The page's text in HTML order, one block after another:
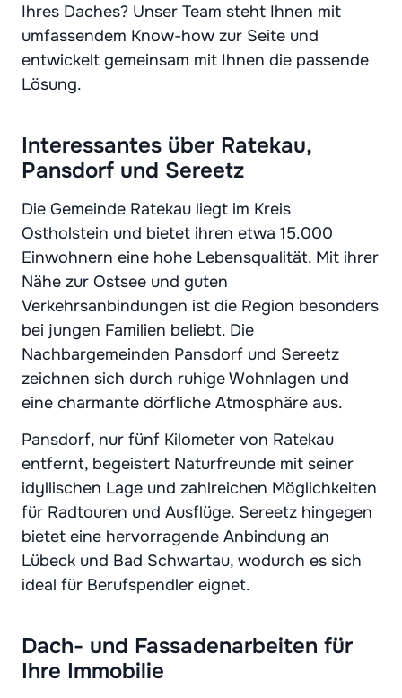
Ihres Daches? Unser Team steht Ihnen mit
umfassendem Know-how zur Seite und
entwickelt gemeinsam mit Ihnen die passende
Lösung.
Interessantes über Ratekau,
Pansdorf und Sereetz
Die Gemeinde Ratekau liegt im Kreis
Ostholstein und bietet ihren etwa 15.000
Einwohnern eine hohe Lebensqualität. Mit ihrer
Nähe zur Ostsee und guten
Verkehrsanbindungen ist die Region besonders
bei jungen Familien beliebt. Die
Nachbargemeinden Pansdorf und Sereetz
zeichnen sich durch ruhige Wohnlagen und
eine charmante dörfliche Atmosphäre aus.
Pansdorf, nur fünf Kilometer von Ratekau
entfernt, begeistert Naturfreunde mit seiner
idyllischen Lage und zahlreichen Möglichkeiten
für Radtouren und Ausflüge. Sereetz hingegen
bietet eine hervorragende Anbindung an
Lübeck und Bad Schwartau, wodurch es sich
ideal für Berufspendler eignet.
Dach- und Fassadenarbeiten für
Ihre Immobilie